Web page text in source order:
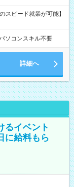
スピード就業が可能】
ソコンスキル不要
詳細へ
るイベント
に給料もら